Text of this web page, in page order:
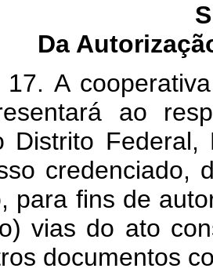
Da
17. A
ao
Distrito
credenciado,
para fins de
vias do ato
documentos